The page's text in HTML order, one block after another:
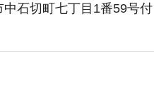
中石切町七丁目1番59号付